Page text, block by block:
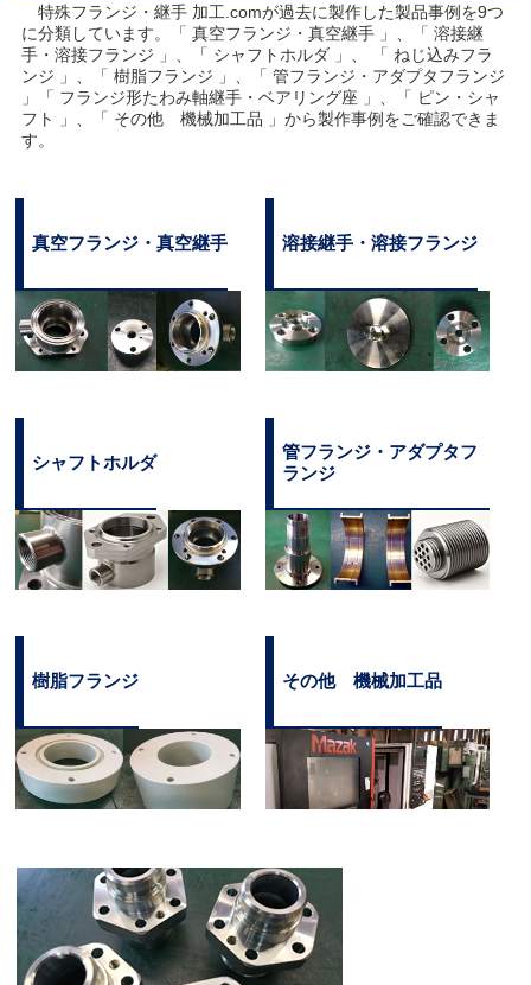
特殊フランジ・継手 加工.comが過去に製作した製品事例を9つ
に分類しています。「 真空フランジ・真空継手 」、「 溶接継
手・溶接フランジ 」、「 シャフトホルダ 」、 「 ねじ込みフラ
ンジ 」、「 樹脂フランジ 」、「 管フランジ・アダプタフランジ
」「 フランジ形たわみ軸継手・ベアリング座 」、「 ピン・シャ
フト 」、「 その他 機械加工品 」から製作事例をご確認できま
す。
真空フランジ・真空継手 溶接継手・溶接フランジ
シャフトホルダ
管フランジ・アダプタフ
ランジ
樹脂フランジ その他 機械加工品